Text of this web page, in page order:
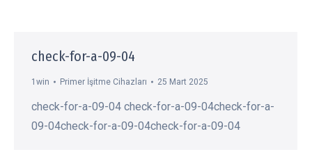
check-for-a-09-04
1win Primer İşitme Cihazları 25 Mart 2025
check-for-a-09-04 check-for-a-09-04check-for-a-
09-04check-for-a-09-04check-for-a-09-04